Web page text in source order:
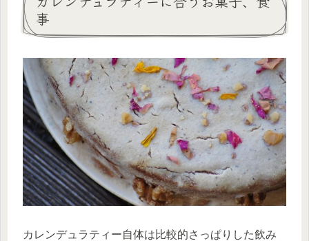
事
カレンデュラティー自体は比較的さっぱりした飲み